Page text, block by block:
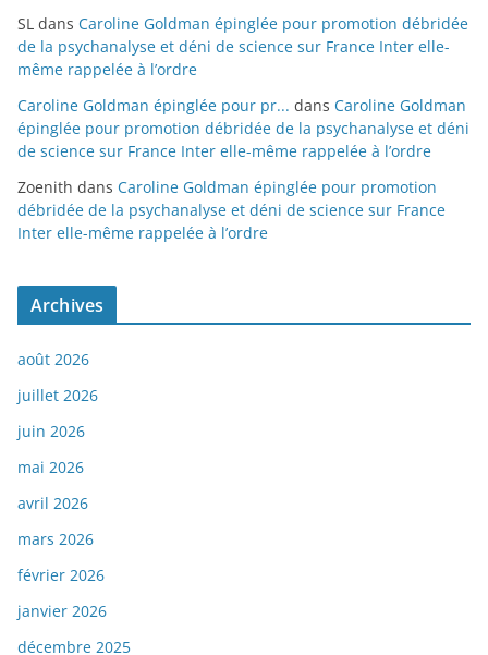
SL dans Caroline Goldman épinglée pour promotion débridée
de la psychanalyse et déni de science sur France Inter elle-
même rappelée à l’ordre
Caroline Goldman épinglée pour pr... dans Caroline Goldman
épinglée pour promotion débridée de la psychanalyse et déni
de science sur France Inter elle-même rappelée à l’ordre
Zoenith dans Caroline Goldman épinglée pour promotion
débridée de la psychanalyse et déni de science sur France
Inter elle-même rappelée à l’ordre
Archives
août 2026
juillet 2026
juin 2026
mai 2026
avril 2026
mars 2026
février 2026
janvier 2026
décembre 2025